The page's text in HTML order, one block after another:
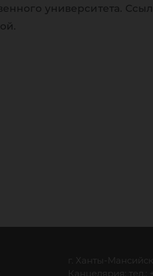
университета.
г. Ханты-
Канцелярия: тел.: